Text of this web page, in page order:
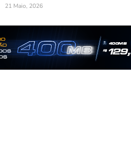
21 Maio, 2026